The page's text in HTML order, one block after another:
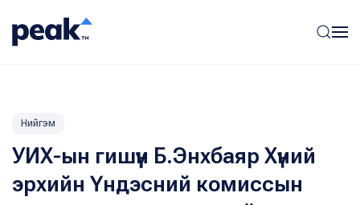
Нийгэм
УИХ-ын гишүүн Б.Энхбаяр Хүний
эрхийн Үндэсний комиссын